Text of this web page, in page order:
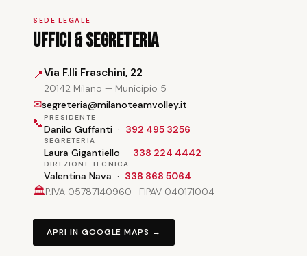
SEDE LEGALE
Uffici & Segreteria
📍Via F.lli Fraschini, 22
20142 Milano — Municipio 5
✉segreteria@milanoteamvolley.it
📞PRESIDENTE
Danilo Guffanti · 392 495 3256
SEGRETERIA
Laura Gigantiello · 338 224 4442
DIREZIONE TECNICA
Valentina Nava · 338 868 5064
🏛P.IVA 05787140960 · FIPAV 040171004
APRI IN GOOGLE MAPS →